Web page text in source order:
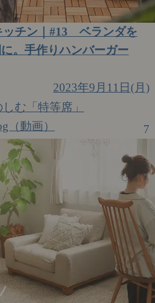
ッチン｜#13 ベランダを
。手作りハンバーガー
2023年9月11日(月)
む「特等席」
（動画）
7